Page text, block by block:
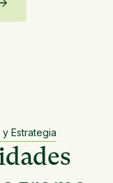
Estrategia